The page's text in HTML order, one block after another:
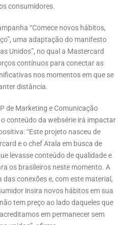
consumidores.
“Comece novos hábitos,
uma adaptação do manifesto
Unidos”, no qual a Mastercard
contínuos para conectar as
nos momentos em que se
distância.
de Marketing e Comunicação
conteúdo da websérie irá impactar
“Este projeto nasceu de
e o chef Atala em busca de
levasse conteúdo de qualidade e
os brasileiros neste momento. A
conexões e, com este material,
insira novos hábitos em sua
tem preço ao lado daqueles que
em permanecer sem